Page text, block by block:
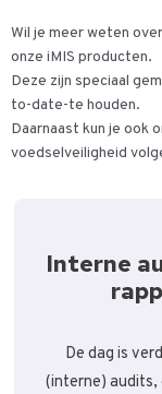
Wil je meer weten
onze iMIS producten.
Deze zijn speciaal
to-date-te houden.
Daarnaast kun je ook
voedselveiligheid
Interne
De dag is
(interne) audits,